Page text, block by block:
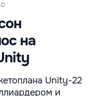
на
Unity-22
и